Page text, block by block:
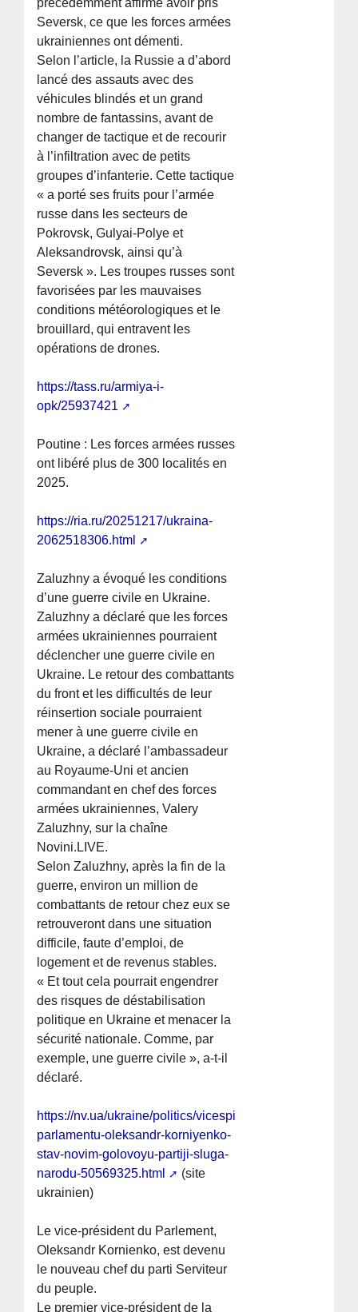
précédemment affirmé avoir pris
Seversk, ce que les forces armées
ukrainiennes ont démenti.
Selon l’article, la Russie a d’abord
lancé des assauts avec des
véhicules blindés et un grand
nombre de fantassins, avant de
changer de tactique et de recourir
à l’infiltration avec de petits
groupes d’infanterie. Cette tactique
« a porté ses fruits pour l’armée
russe dans les secteurs de
Pokrovsk, Gulyai-Polye et
Aleksandrovsk, ainsi qu’à
Seversk ». Les troupes russes sont
favorisées par les mauvaises
conditions météorologiques et le
brouillard, qui entravent les
opérations de drones.
https://tass.ru/armiya-i-
opk/25937421
Poutine : Les forces armées russes
ont libéré plus de 300 localités en
2025.
https://ria.ru/20251217/ukraina-
2062518306.html
Zaluzhny a évoqué les conditions
d’une guerre civile en Ukraine.
Zaluzhny a déclaré que les forces
armées ukrainiennes pourraient
déclencher une guerre civile en
Ukraine. Le retour des combattants
du front et les difficultés de leur
réinsertion sociale pourraient
mener à une guerre civile en
Ukraine, a déclaré l’ambassadeur
au Royaume-Uni et ancien
commandant en chef des forces
armées ukrainiennes, Valery
Zaluzhny, sur la chaîne
Novini.LIVE.
Selon Zaluzhny, après la fin de la
guerre, environ un million de
combattants de retour chez eux se
retrouveront dans une situation
difficile, faute d’emploi, de
logement et de revenus stables.
« Et tout cela pourrait engendrer
des risques de déstabilisation
politique en Ukraine et menacer la
sécurité nationale. Comme, par
exemple, une guerre civile », a-t-il
déclaré.
https://nv.ua/ukraine/politics/vicespiker-
parlamentu-oleksandr-korniyenko-
stav-novim-golovoyu-partiji-sluga-
narodu-50569325.html
(site
ukrainien)
Le vice-président du Parlement,
Oleksandr Kornienko, est devenu
le nouveau chef du parti Serviteur
du peuple.
Le premier vice-président de la